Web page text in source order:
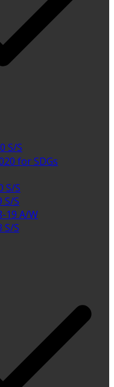
S/S
for SDGs
S/S
S/S
19 A/W
S/S